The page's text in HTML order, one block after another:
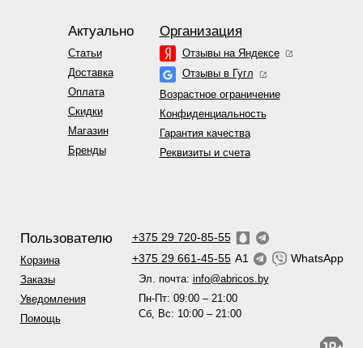
Актуально
Статьи
Доставка
Оплата
Скидки
Магазин
Бренды
Организация
Отзывы на Яндексе
Отзывы в Гугл
Возрастное ограничение
Конфиденциальность
Гарантия качества
Реквизиты и счета
Пользователю
Корзина
Заказы
Уведомления
Помощь
+375 29 720-85-55
+375 29 661-45-55 A1 WhatsApp
Эл. почта: info@abricos.by
Пн-Пт: 09:00 – 21:00
Сб, Вс: 10:00 – 21:00